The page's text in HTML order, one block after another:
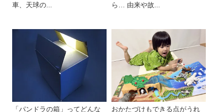
車、天球の...
ら… 由来や故...
「パンドラの箱」ってどんな
おかたづけもできる点がうれ